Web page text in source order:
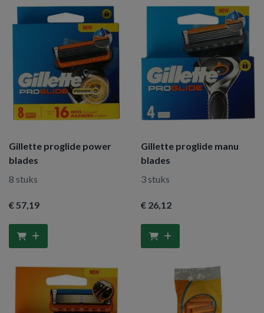
Gillette proglide power
blades
8 stuks
€ 57,19
Gillette proglide manu
blades
3 stuks
€ 26,12